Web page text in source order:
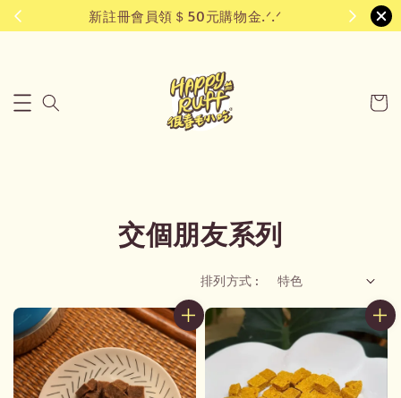
新註冊會員領＄50元購物金.ᐟ.ᐟ
交個朋友系列
排列方式 :